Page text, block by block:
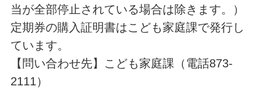
当が全部停止されている場合は除きます。）
定期券の購入証明書はこども家庭課で発行し
ています。
【問い合わせ先】こども家庭課（電話873-
2111）